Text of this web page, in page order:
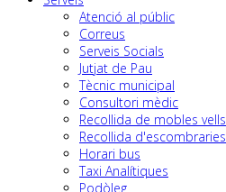
Atenció al públic
Correus
Serveis Socials
Jutjat de Pau
Tècnic municipal
Consultori mèdic
Recollida de mobles vells
Recollida d'escombraries
Horari bus
Taxi Analítiques
Podòleg